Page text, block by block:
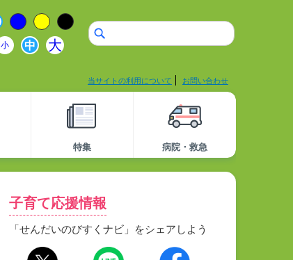
小 中 大
当サイトの利用について お問い合わせ
特集 病院・救急
子育て応援情報
「せんだいのびすくナビ」をシェアしよう